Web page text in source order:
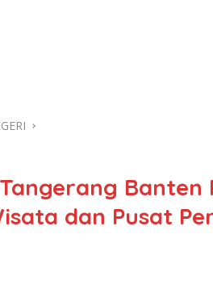
Banten
dan Pusat